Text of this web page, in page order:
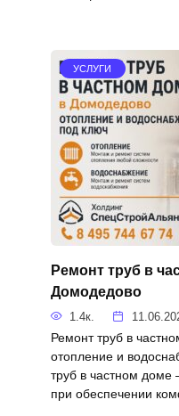
УСЛУГИ
Ремонт труб в
Домодедово
1.4к.
Ремонт труб в
отопление и
труб в частном
при обеспечении